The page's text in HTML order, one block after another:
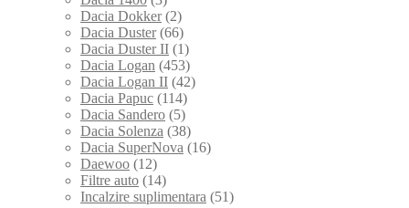
Dacia Dokker (2)
Dacia Duster (66)
Dacia Duster II (1)
Dacia Logan (453)
Dacia Logan II (42)
Dacia Papuc (114)
Dacia Sandero (5)
Dacia Solenza (38)
Dacia SuperNova (16)
Daewoo (12)
Filtre auto (14)
Incalzire suplimentara (51)